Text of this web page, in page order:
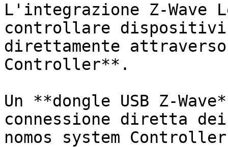
L'integrazione Z-Wave
controllare dispositivi
direttamente
Controller**.
Un **dongle USB Z-
connessione diretta
nomos system